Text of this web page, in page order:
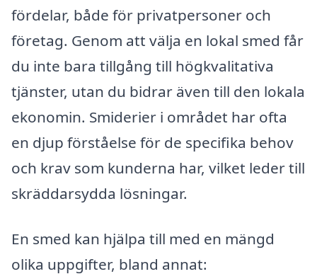
fördelar, både för privatpersoner och
företag. Genom att välja en lokal smed får
du inte bara tillgång till högkvalitativa
tjänster, utan du bidrar även till den lokala
ekonomin. Smiderier i området har ofta
en djup förståelse för de specifika behov
och krav som kunderna har, vilket leder till
skräddarsydda lösningar.
En smed kan hjälpa till med en mängd
olika uppgifter, bland annat: